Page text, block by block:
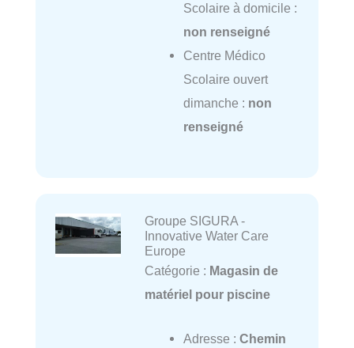
Scolaire à domicile :
non renseigné
Centre Médico
Scolaire ouvert
dimanche : non
renseigné
Groupe SIGURA -
Innovative Water Care
Europe
Catégorie : Magasin de
matériel pour piscine
Adresse : Chemin